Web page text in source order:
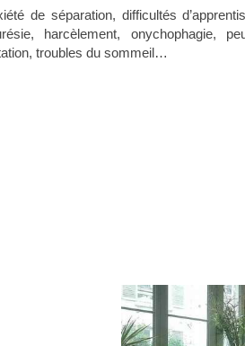
de séparation, difficultés
harcèlement, onychophagie,
troubles du sommeil…